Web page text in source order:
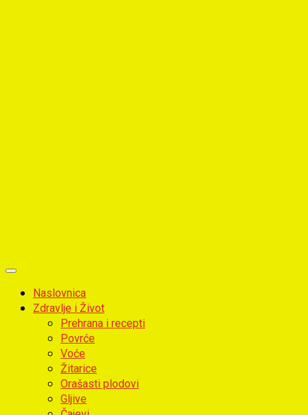
Primary
MenuNaslovnica
Zdravlje i Život
Prehrana i recepti
Povrće
Voće
Žitarice
Orašasti plodovi
Gljive